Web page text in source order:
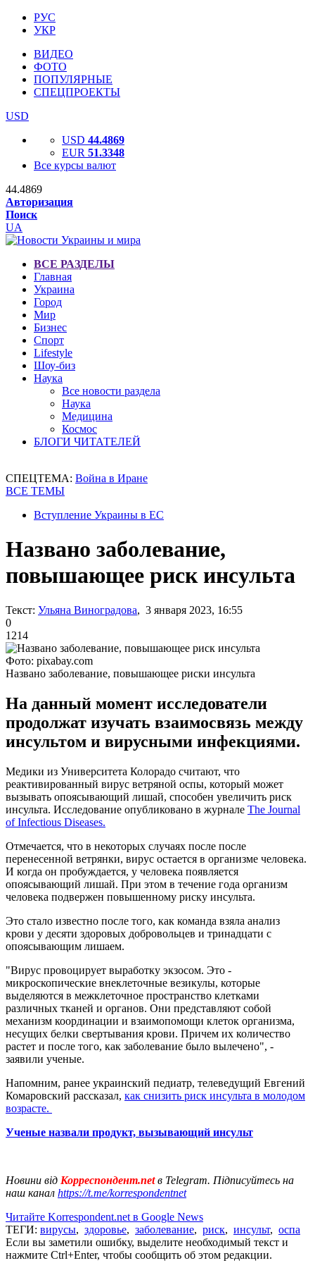
РУС
УКР
ВИДЕО
ФОТО
ПОПУЛЯРНЫЕ
СПЕЦПРОЕКТЫ
USD
USD 44.4869
EUR 51.3348
Все курсы валют
44.4869
Авторизация
Поиск
UA
ВСЕ РАЗДЕЛЫ
Главная
Украина
Город
Мир
Бизнес
Спорт
Lifestyle
Шоу-биз
Наука
Все новости раздела
Наука
Медицина
Космос
БЛОГИ ЧИТАТЕЛЕЙ
СПЕЦТЕМА: Война в Иране
ВСЕ ТЕМЫ
Вступление Украины в ЕС
Названо заболевание,
повышающее риск инсульта
Текст: Ульяна Виноградова, 3 января 2023, 16:55
0
1214
Фото: pixabay.com
Названо заболевание, повышающее риски инсульта
На данный момент исследователи
продолжат изучать взаимосвязь между
инсультом и вирусными инфекциями.
Медики из Университета Колорадо считают, что
реактивированный вирус ветряной оспы, который может
вызывать опоясывающий лишай, способен увеличить риск
инсульта. Исследование опубликовано в журнале The Journal
of Infectious Diseases.
Отмечается, что в некоторых случаях после после
перенесенной ветрянки, вирус остается в организме человека.
И когда он пробуждается, у человека появляется
опоясывающий лишай. При этом в течение года организм
человека подвержен повышенному риску инсульта.
Это стало известно после того, как команда взяла анализ
крови у десяти здоровых добровольцев и тринадцати с
опоясывающим лишаем.
"Вирус провоцирует выработку экзосом. Это -
микроскопические внеклеточные везикулы, которые
выделяются в межклеточное пространство клетками
различных тканей и органов. Они представляют собой
механизм координации и взаимопомощи клеток организма,
несущих белки свертывания крови. Причем их количество
растет и после того, как заболевание было вылечено", -
заявили ученые.
Напомним, ранее украинский педиатр, телеведущий Евгений
Комаровский рассказал, как снизить риск инсульта в молодом
возрасте.
Ученые назвали продукт, вызывающий инсульт
Новини від Корреспондент.netв Telegram. Підписуйтесь на
наш канал https://t.me/korrespondentnet
Читайте Korrespondent.net в Google News
ТЕГИ: вирусы, здоровье, заболевание, риск, инсульт, оспа
Если вы заметили ошибку, выделите необходимый текст и
нажмите Ctrl+Enter, чтобы сообщить об этом редакции.